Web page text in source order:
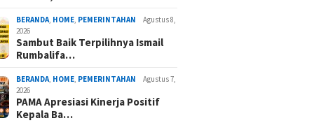
BERANDA, HOME, PEMERINTAHAN
Agustus 8,
2026
Sambut Baik Terpilihnya Ismail
Rumbalifa…
BERANDA, HOME, PEMERINTAHAN
Agustus 7,
2026
PAMA Apresiasi Kinerja Positif
Kepala Ba…